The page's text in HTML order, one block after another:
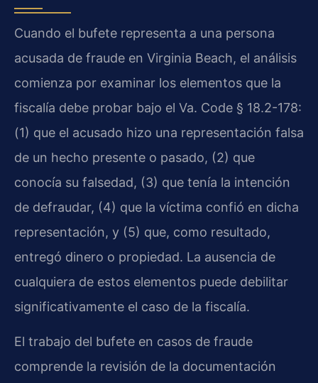
Cuando el bufete representa a una persona
acusada de fraude en Virginia Beach, el análisis
comienza por examinar los elementos que la
fiscalía debe probar bajo el Va. Code § 18.2-178:
(1) que el acusado hizo una representación falsa
de un hecho presente o pasado, (2) que
conocía su falsedad, (3) que tenía la intención
de defraudar, (4) que la víctima confió en dicha
representación, y (5) que, como resultado,
entregó dinero o propiedad. La ausencia de
cualquiera de estos elementos puede debilitar
significativamente el caso de la fiscalía.
El trabajo del bufete en casos de fraude
comprende la revisión de la documentación